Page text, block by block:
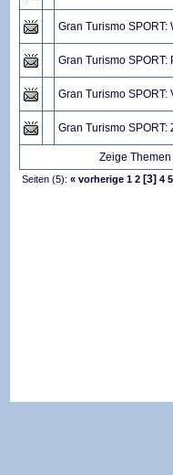
Gran Turismo
Gran Turismo SPORT:
Gran Turismo
Gran Turismo
Zeige
Seiten (5): « vorherige 1 2 [3] 4 5